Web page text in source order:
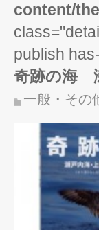
content/
publish
奇跡の海
一般・その